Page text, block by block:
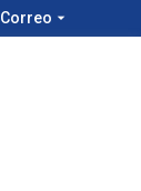
Correo arrow_drop_down